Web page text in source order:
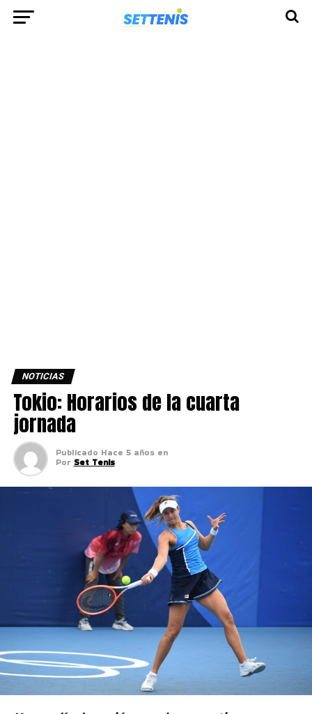
NOTICIAS
Tokio: Horarios de la cuarta
jornada
Publicado Hace 5 años en
Por Set Tenis